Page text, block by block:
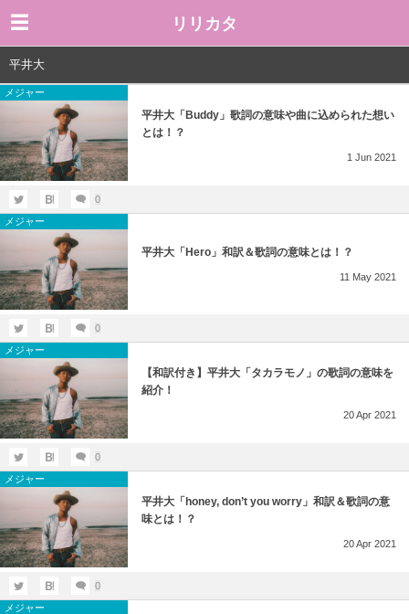
リリカタ
平井大
メジャー
平井大「Buddy」歌詞の意味や曲に込められた想い
とは！？
1 Jun 2021
0
メジャー
平井大「Hero」和訳＆歌詞の意味とは！？
11 May 2021
0
メジャー
【和訳付き】平井大「タカラモノ」の歌詞の意味を
紹介！
20Apr 2021
0
メジャー
平井大「honey, don’t you worry」和訳＆歌詞の意
味とは！？
20Apr 2021
0
メジャー